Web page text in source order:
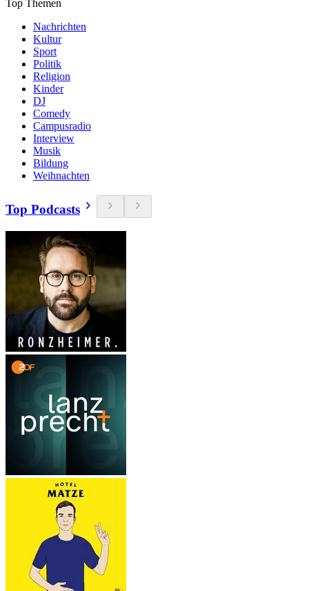
Top Themen
Nachrichten
Kultur
Sport
Politik
Religion
Kinder
DJ
Comedy
Campusradio
Interview
Musik
Bildung
Weihnachten
Top Podcasts